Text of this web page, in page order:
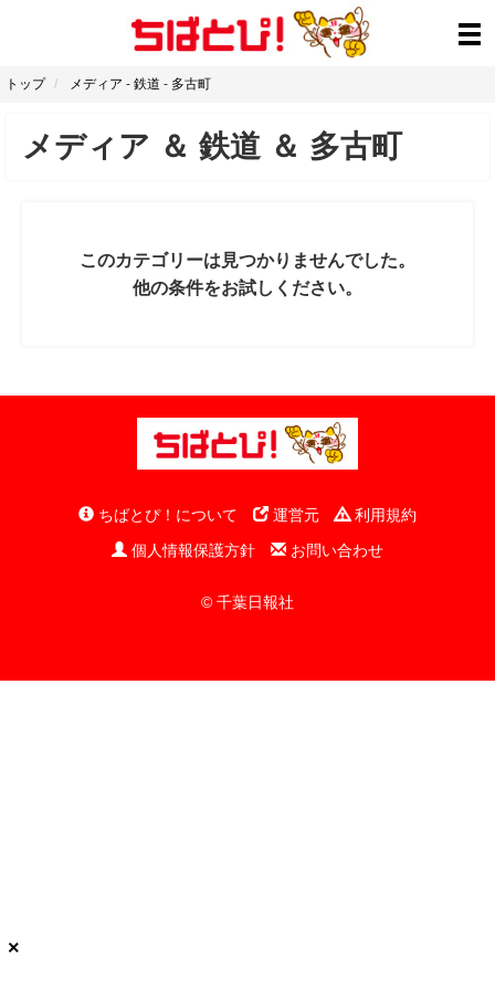
トップ メディア - 鉄道 - 多古町
メディア ＆ 鉄道 ＆ 多古町
このカテゴリーは見つかりませんでした。
他の条件をお試しください。
ちばとぴ！について 運営元
利用規約
個人情報保護方針
お問い合わせ
© 千葉日報社
×